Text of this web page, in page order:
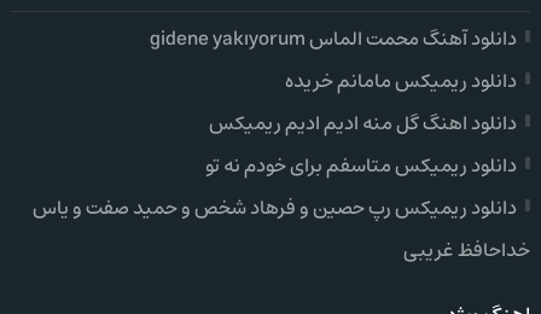
دانلود آهنگ محمت الماس gidene yakıyorum
دانلود ریمیکس مامانم خریده
دانلود اهنگ گل منه ادیم ادیم ریمیکس
دانلود ریمیکس متاسفم برای خودم نه تو
دانلود ریمیکس رپ حصین و فرهاد شخص و حمید صفت و یاس
خداحافظ غریبی